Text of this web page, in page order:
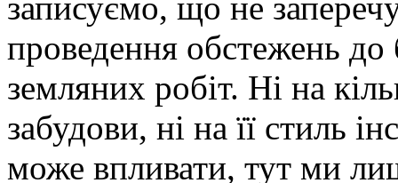
записуємо, що не
проведення обстежень до
земляних робіт. Ні на
забудови, ні на її стиль
може впливати, тут ми